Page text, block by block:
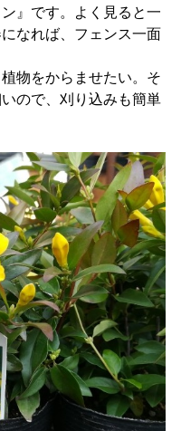
』です。よく見ると一
なれば、フェンス一面
物をからませたい。そ
ので、刈り込みも簡単